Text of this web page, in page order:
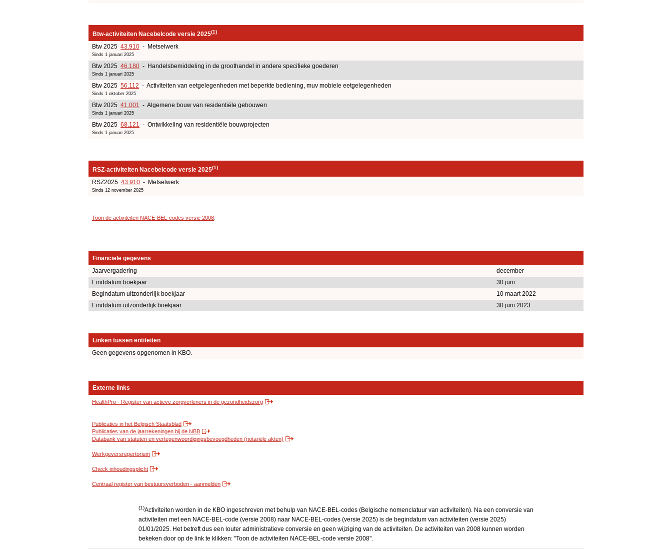
Btw-activiteiten Nacebelcode versie 2025(1)
Btw 2025 43.910 - Metselwerk
Sinds 1 januari 2025
Btw 2025 46.180 - Handelsbemiddeling in de groothandel in andere specifieke goederen
Sinds 1 januari 2025
Btw 2025 56.112 - Activiteiten van eetgelegenheden met beperkte bediening, muv mobiele eetgelegenheden
Sinds 1 oktober 2025
Btw 2025 41.001 - Algemene bouw van residentiële gebouwen
Sinds 1 januari 2025
Btw 2025 68.121 - Ontwikkeling van residentiële bouwprojecten
Sinds 1 januari 2025
RSZ-activiteiten Nacebelcode versie 2025(1)
RSZ2025 43.910 - Metselwerk
Sinds 12 november 2025
Toon de activiteiten NACE-BEL-codes versie 2008
Financiële gegevens
Jaarvergadering
december
Einddatum boekjaar
30 juni
Begindatum uitzonderlijk boekjaar
10 maart 2022
Einddatum uitzonderlijk boekjaar
30 juni 2023
Linken tussen entiteiten
Geen gegevens opgenomen in KBO.
Externe links
HealthPro - Register van actieve zorgverleners in de gezondheidszorg
Publicaties in het Belgisch Staatsblad
Publicaties van de jaarrekeningen bij de NBB
Databank van statuten en vertegenwoordigingsbevoegdheden (notariële akten)
Werkgeversrepertorium
Check inhoudingsplicht
Centraal register van bestuursverboden - aanmelden
(1)Activiteiten worden in de KBO ingeschreven met behulp van NACE-BEL-codes (Belgische nomenclatuur van activiteiten). Na een conversie van
activiteiten met een NACE-BEL-code (versie 2008) naar NACE-BEL-codes (versie 2025) is de begindatum van activiteiten (versie 2025)
01/01/2025. Het betreft dus een louter administratieve conversie en geen wijziging van de activiteiten. De activiteiten van 2008 kunnen worden
bekeken door op de link te klikken: "Toon de activiteiten NACE-BEL-code versie 2008".